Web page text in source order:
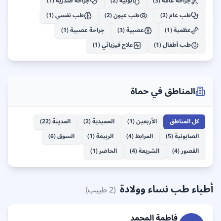
الربيعة
+
طب عام(
2
) طب عيون(
2
) طب نفسي(
1
)
عظمية(
1
) عصبية(
3
) جراحة عصبية(
1
)
طب أطفال(
1
) علاج فيزيائي(
1
)
المناطق فيحماة
كل المناطق الأربعين(
1
) الحميدية(
2
) المدينة(
22
)
الصابونية(
5
) المرابط(
4
) الربيعة(
1
) السوق(
6
)
القصور(
4
) الشريعة(
4
) الحاضر(
1
)
أطباء طب نساء وولادة (
2طبيب)